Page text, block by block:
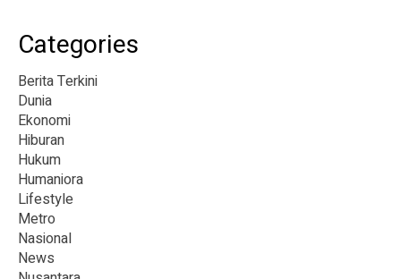
Categories
Berita Terkini
Dunia
Ekonomi
Hiburan
Hukum
Humaniora
Lifestyle
Metro
Nasional
News